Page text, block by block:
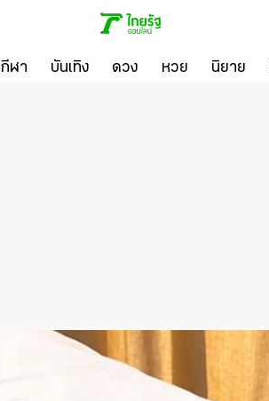
กีฬา บันเทิง ดวง หวย นิยาย